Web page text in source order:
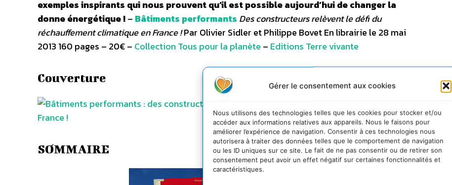
Gérer le consentement aux cookies
Nous utilisons des technologies telles que les cookies pour stocker et/ou
accéder aux informations relatives aux appareils. Nous le faisons pour
améliorer l’expérience de navigation. Consentir à ces technologies nous
autorisera à traiter des données telles que le comportement de navigation
ou les ID uniques sur ce site. Le fait de ne pas consentir ou de retirer son
consentement peut avoir un effet négatif sur certaines fonctionnalités et
caractéristiques.
exemples inspirants qui nous prouvent qu’il est possible aujourd’hui de changer la
donne énergétique !– Bâtiments performants Des constructeurs relèvent le défi du
réchauffement climatique en France !Par Olivier Sidler et Philippe Bovet En librairie le 28 mai
2013 160 pages – 20€ – Collection Tous pour la planète – Editions Terre vivante
Couverture
SOMMAIRE